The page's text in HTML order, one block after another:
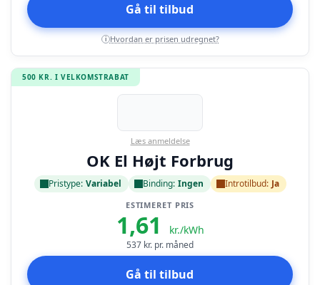
Gå til tilbud
i Hvordan er prisen udregnet?
500 KR. I VELKOMSTRABAT
Læs anmeldelse
OK El Højt Forbrug
Pristype: Variabel Binding: Ingen Introtilbud: Ja
ESTIMERET PRIS
1,61 kr./kWh
537 kr. pr. måned
Gå til tilbud